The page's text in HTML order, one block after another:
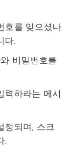
호를 잊으셨나
다.
비밀번호를
력하라는 메시
정되며, 스크
.